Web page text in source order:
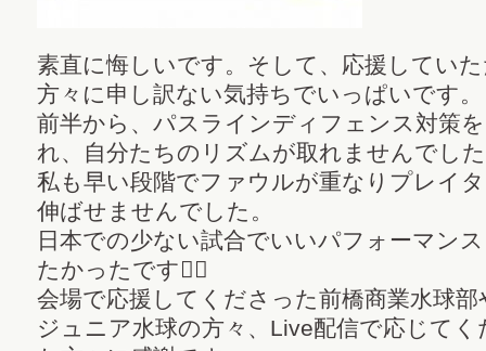
素直に悔しいです。そして、応援してい
方々に申し訳ない気持ちでいっぱいです。
前半から、パスラインディフェンス対策
れ、自分たちのリズムが取れませんでし
私も早い段階でファウルが重なりプレイ
伸ばせませんでした。
日本での少ない試合でいいパフォーマン
たかったです🤽‍♂️
会場で応援してくださった前橋商業水球部
ジュニア水球の方々、Live配信で応じてく